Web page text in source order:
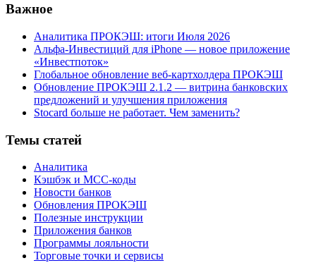
Важное
Аналитика ПРОКЭШ: итоги Июля 2026
Альфа-Инвестиций для iPhone — новое приложение
«Инвестпоток»
Глобальное обновление веб-картхолдера ПРОКЭШ
Обновление ПРОКЭШ 2.1.2 — витрина банковских
предложений и улучшения приложения
Stocard больше не работает. Чем заменить?
Темы статей
Аналитика
Кэшбэк и MCC-коды
Новости банков
Обновления ПРОКЭШ
Полезные инструкции
Приложения банков
Программы лояльности
Торговые точки и сервисы